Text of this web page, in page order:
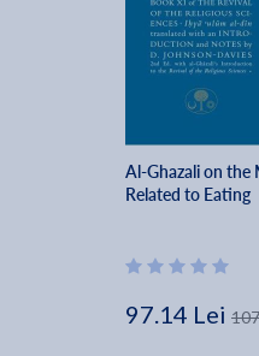
Al-Ghazali on the
Related to Eating
97.14 Lei